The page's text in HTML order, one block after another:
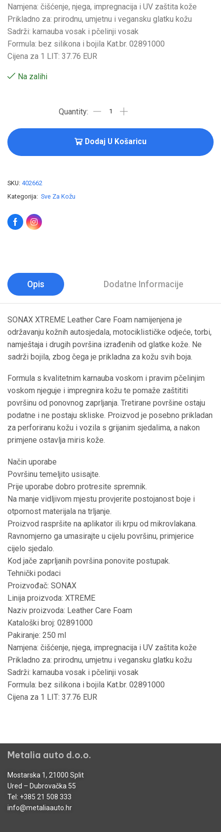
Namjena: čišćenje, njega, impregnacija i UV zaštita kože
Prikladno za: prirodnu, umjetnu i vegansku glatku kožu
Sadrži: karnauba vosak i pčelinji vosak
Formula: bez silikona i bojila Kat.br. 02891000
Cijena za 1 LIT: 37.76 EUR
Na zalihi
Dodaj U Košaricu
SKU: 402662
Kategorija: Sve Za Kožu
Opis Dodatne Informacije
SONAX XTREME Leather Care Foam namijenjena je
održavanju kožnih autosjedala, motociklističke odjeće, torbi,
namještaja i drugih površina izrađenih od glatke kože. Ne
sadrži bojila, zbog čega je prikladna za kožu svih boja.
Formula s kvalitetnim karnauba voskom i pravim pčelinjim
voskom njeguje i impregnira kožu te pomaže zaštititi
površinu od ponovnog zaprljanja. Tretirane površine ostaju
podatne i ne postaju skliske. Proizvod je posebno prikladan
za perforiranu kožu i vozila s grijanim sjedalima, a nakon
primjene ostavlja miris kože.
Način uporabe
Površinu temeljito usisajte.
Prije uporabe dobro protresite spremnik.
Na manje vidljivom mjestu provjerite postojanost boje i
otpornost materijala na trljanje.
Proizvod raspršite na aplikator ili krpu od mikrovlakana.
Ravnomjerno ga umasirajte u cijelu površinu, primjerice
cijelo sjedalo.
Kod jače zaprljanih površina ponovite postupak.
Tehnički podaci
Proizvođač: SONAX
Linija proizvoda: XTREME
Naziv proizvoda: Leather Care Foam
Kataloški broj: 02891000
Pakiranje: 250 ml
Namjena: čišćenje, njega, impregnacija i UV zaštita kože
Prikladno za: prirodnu, umjetnu i vegansku glatku kožu
Sadrži: karnauba vosak i pčelinji vosak
Formula: bez silikona i bojila Kat.br. 02891000
Cijena za 1 LIT: 37.76 EUR
Metalia auto d.o.o.
Mostarska 1, 21000 Split
Ured – Dubrovačka 55
Tel: +385 21 508 333
info@metaliaauto.hr